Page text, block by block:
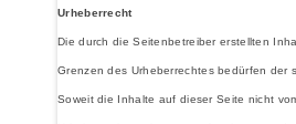
Urheberrecht
Die durch die Seitenbetreiber erstellten
Grenzen des Urheberrechtes bedürfen der
Soweit die Inhalte auf dieser Seite nicht